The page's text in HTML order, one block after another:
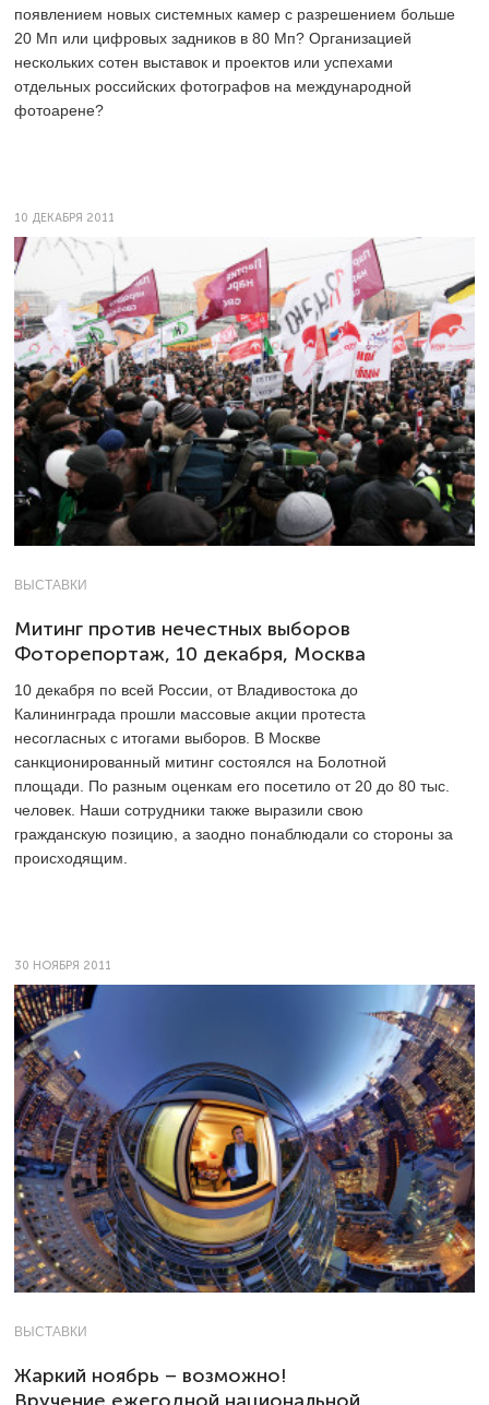
появлением новых системных камер с разрешением больше
20 Мп или цифровых задников в 80 Мп? Организацией
нескольких сотен выставок и проектов или успехами
отдельных российских фотографов на международной
фотоарене?
10 ДЕКАБРЯ 2011
ВЫСТАВКИ
Митинг против нечестных выборов
Фоторепортаж, 10 декабря, Москва
10 декабря по всей России, от Владивостока до
Калининграда прошли массовые акции протеста
несогласных с итогами выборов. В Москве
санкционированный митинг состоялся на Болотной
площади. По разным оценкам его посетило от 20 до 80 тыс.
человек. Наши сотрудники также выразили свою
гражданскую позицию, а заодно понаблюдали со стороны за
происходящим.
30 НОЯБРЯ 2011
ВЫСТАВКИ
Жаркий ноябрь – возможно!